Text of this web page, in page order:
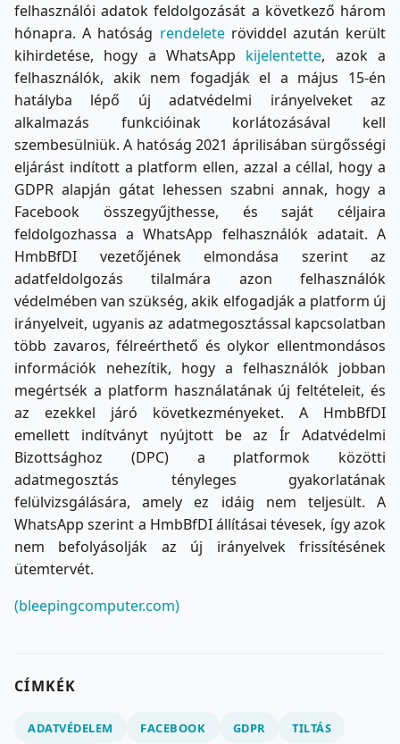
felhasználói adatok feldolgozását a következő három
hónapra. A hatóság rendeleteröviddel azután került
kihirdetése, hogy a WhatsApp kijelentette, azok a
felhasználók, akik nem fogadják el a május 15-én
hatályba lépő új adatvédelmi irányelveket az
alkalmazás funkcióinak korlátozásával kell
szembesülniük. A hatóság 2021 áprilisában sürgősségi
eljárást indított a platform ellen, azzal a céllal, hogy a
GDPR alapján gátat lehessen szabni annak, hogy a
Facebook összegyűjthesse, és saját céljaira
feldolgozhassa a WhatsApp felhasználók adatait. A
HmbBfDI vezetőjének elmondása szerint az
adatfeldolgozás tilalmára azon felhasználók
védelmében van szükség, akik elfogadják a platform új
irányelveit, ugyanis az adatmegosztással kapcsolatban
több zavaros, félreérthető és olykor ellentmondásos
információk nehezítik, hogy a felhasználók jobban
megértsék a platform használatának új feltételeit, és
az ezekkel járó következményeket. A HmbBfDI
emellett indítványt nyújtott be az Ír Adatvédelmi
Bizottsághoz (DPC) a platformok közötti
adatmegosztás tényleges gyakorlatának
felülvizsgálására, amely ez idáig nem teljesült. A
WhatsApp szerint a HmbBfDI állításai tévesek, így azok
nem befolyásolják az új irányelvek frissítésének
ütemtervét.
(bleepingcomputer.com)
CÍMKÉK
ADATVÉDELEM FACEBOOK GDPR
TILTÁS